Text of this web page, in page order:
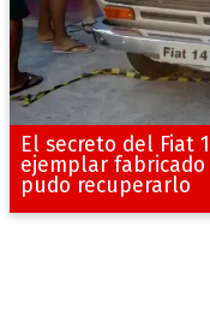
El secreto del Fiat
ejemplar
pudo recuperarlo